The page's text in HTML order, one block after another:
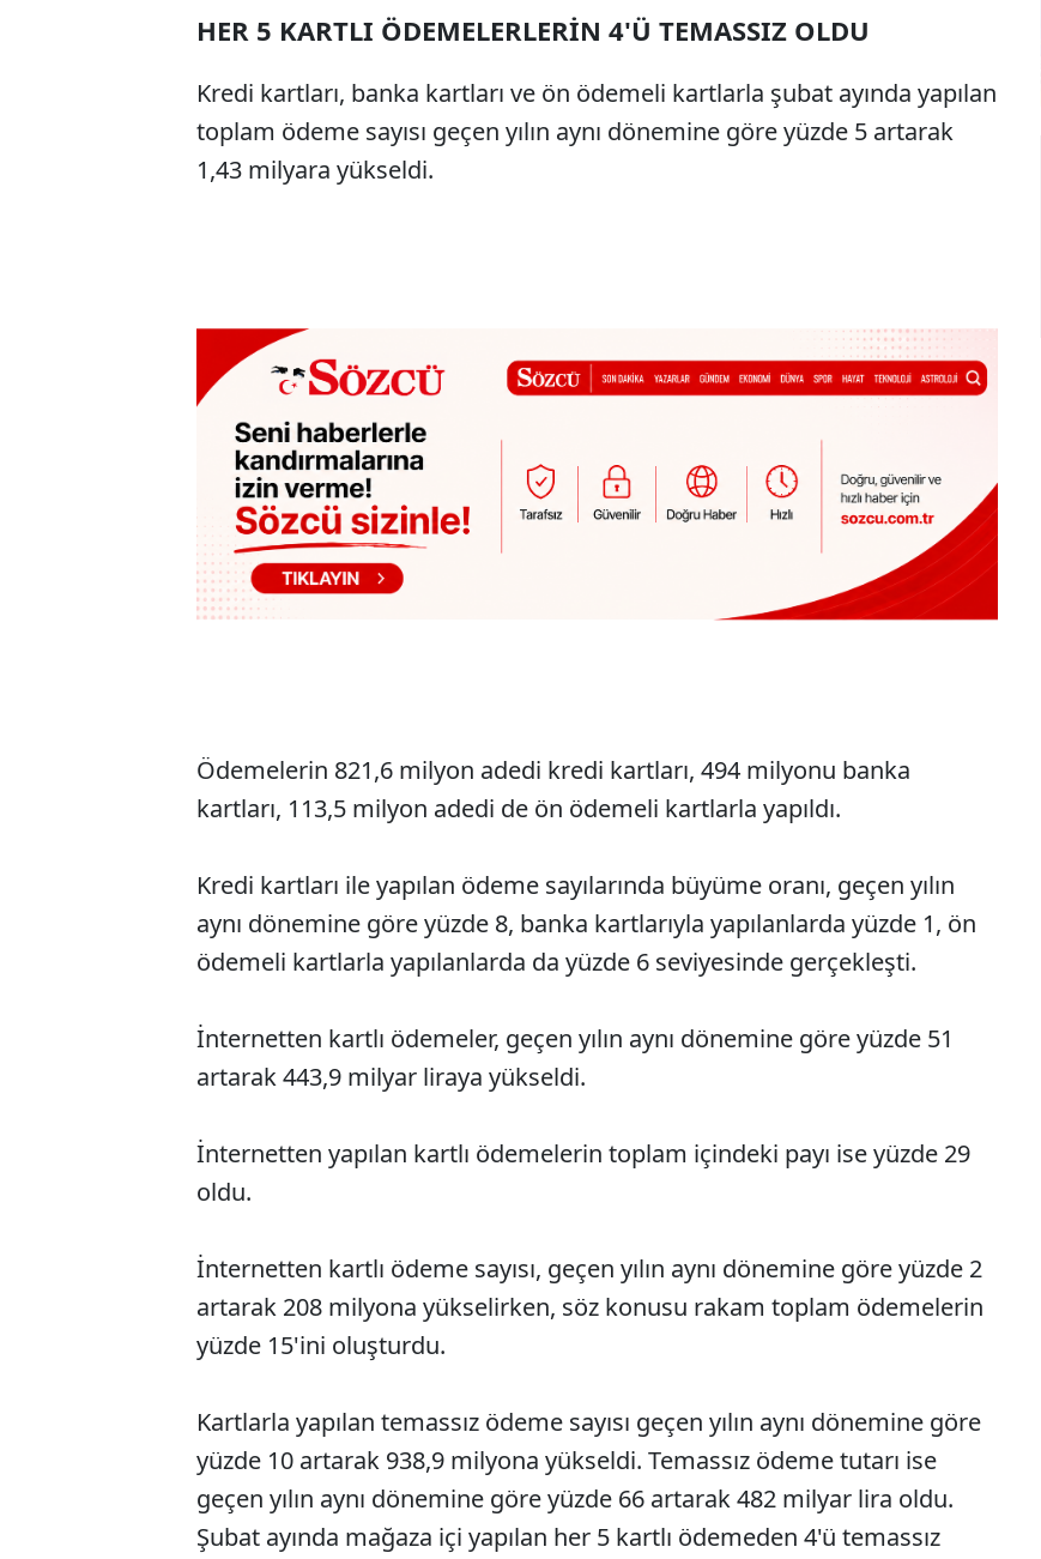
HER 5 KARTLI ÖDEMELERLERİN 4'Ü TEMASSIZ OLDU
Kredi kartları, banka kartları ve ön ödemeli kartlarla şubat ayında yapılan
toplam ödeme sayısı geçen yılın aynı dönemine göre yüzde 5 artarak
1,43 milyara yükseldi.
Ödemelerin 821,6 milyon adedi kredi kartları, 494 milyonu banka
kartları, 113,5 milyon adedi de ön ödemeli kartlarla yapıldı.
Kredi kartları ile yapılan ödeme sayılarında büyüme oranı, geçen yılın
aynı dönemine göre yüzde 8, banka kartlarıyla yapılanlarda yüzde 1, ön
ödemeli kartlarla yapılanlarda da yüzde 6 seviyesinde gerçekleşti.
İnternetten kartlı ödemeler, geçen yılın aynı dönemine göre yüzde 51
artarak 443,9 milyar liraya yükseldi.
İnternetten yapılan kartlı ödemelerin toplam içindeki payı ise yüzde 29
oldu.
İnternetten kartlı ödeme sayısı, geçen yılın aynı dönemine göre yüzde 2
artarak 208 milyona yükselirken, söz konusu rakam toplam ödemelerin
yüzde 15'ini oluşturdu.
Kartlarla yapılan temassız ödeme sayısı geçen yılın aynı dönemine göre
yüzde 10 artarak 938,9 milyona yükseldi. Temassız ödeme tutarı ise
geçen yılın aynı dönemine göre yüzde 66 artarak 482 milyar lira oldu.
Şubat ayında mağaza içi yapılan her 5 kartlı ödemeden 4'ü temassız